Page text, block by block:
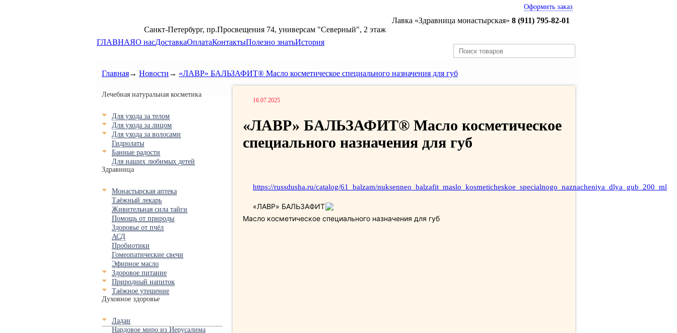
Оформить заказ
Лавка «Здравница монастырская» 8 (911) 795-82-01
Санкт-Петербург, пр.Просвещения 74, универсам "Северный", 2 этаж
ГЛАВНАЯО насДоставкаОплатаКонтактыПолезно знатьИстория
Главная→ Новости → «ЛАВР» БАЛЬЗАФИТ® Масло косметическое специального назначения для губ
Лечебная натуральная косметика
Для ухода за телом
Для ухода за лицом
Для ухода за волосами
Гидролаты
Банные радости
Для наших любимых детей
Здравница
Монастырская аптека
Таёжный лекарь
Живительная сила тайги
Помощь от природы
Здоровье от пчёл
АСД
Пробиотики
Гомеопатические свечи
Эфирное масло
Здоровое питание
Природный напиток
Таёжное утешение
Духовное здоровье
Ладан
Нардовое миро из Иерусалима
16.07.2025
«ЛАВР» БАЛЬЗАФИТ® Масло косметическое
специального назначения для губ
https://russdusha.ru/catalog/61_balzam/nuksenneo_balzafit_maslo_kosmeticheskoe_specialnogo_naznacheniya_dlya_gub_200_ml
«ЛАВР» БАЛЬЗАФИТ
Масло косметическое специального назначения для губ